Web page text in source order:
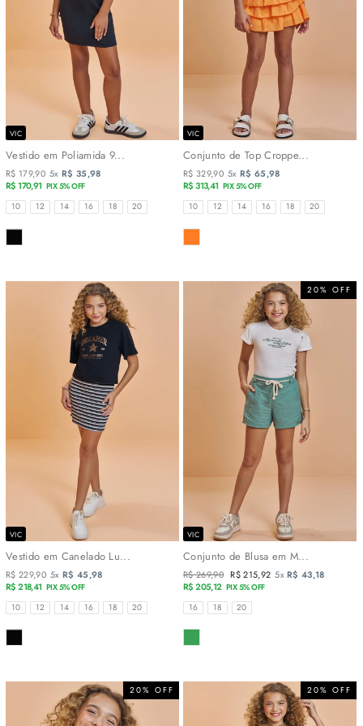
VIC
Vestido em Poliamida 9...
R$ 179,90 5x R$ 35,98
R$ 170,91 PIX 5% OFF
TAMANHOS
10 12 14 16 18 20
COR
VIC
Conjunto de Top Croppe...
R$ 329,90 5x R$ 65,98
R$ 313,41 PIX 5% OFF
TAMANHOS
10 12 14 16 18 20
COR
VIC
Vestido em Canelado Lu...
R$ 229,90 5x R$ 45,98
R$ 218,41 PIX 5% OFF
TAMANHOS
10 12 14 16 18 20
COR
20% OFF
VIC
Conjunto de Blusa em M...
Preço
normal
R$ 269,90 Preço
promocional
R$ 215,92 5xR$ 43,18
R$ 205,12 PIX 5% OFF
TAMANHOS
16 18 20
COR
20% OFF 20% OFF